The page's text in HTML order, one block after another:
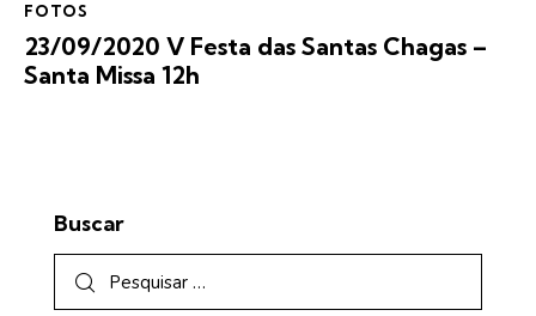
FOTOS
23/09/2020 V Festa das Santas Chagas –
Santa Missa 12h
Buscar